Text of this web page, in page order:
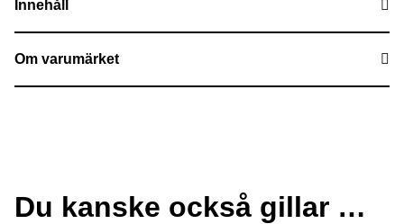
Innehåll
Om varumärket
Du kanske också gillar …